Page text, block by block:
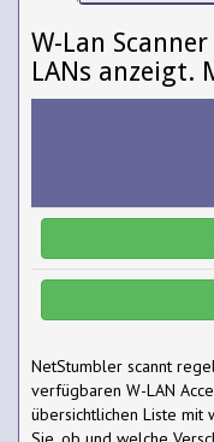
W-Lan
LANs anzeigt.
NetStumbler scannt
verfügbaren W-LAN
übersichtlichen Liste mit